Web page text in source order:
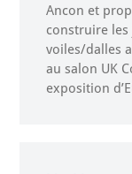
Ancon et
construire
voiles/dalles
au salon UK
exposition